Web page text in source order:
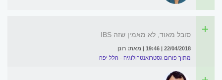
סובל מאוד, לא מאמין שזה IBS
22/04/2018 | 19:46 | מאת: רונן
מתוך פורום גסטרואנטרולוגיה - הלל יפה